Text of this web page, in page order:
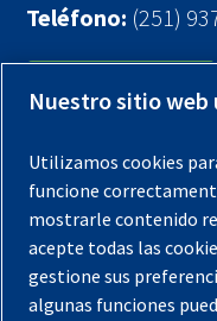
Teléfono: (251)
Contáctenos
Registra tu compresor
Aviso legal
Garantías
Política de privacidad
Nuestro sitio web
Utilizamos cookies
funcione
mostrarle contenido
acepte todas las
gestione sus
algunas funciones